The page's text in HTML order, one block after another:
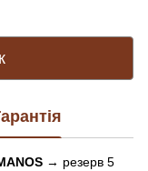
→ резерв 5